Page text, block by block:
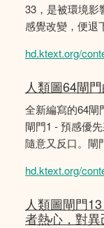
33，是被環境影
感覺改變，便退
hd.ktext.org/
人類圖64閘
全新編寫的64閘
閘門1 - 預感優
隨意又反口。閘
hd.ktext.org/
人類圖閘門
者熱心，對